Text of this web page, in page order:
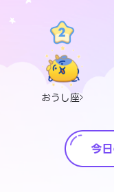
おうし座